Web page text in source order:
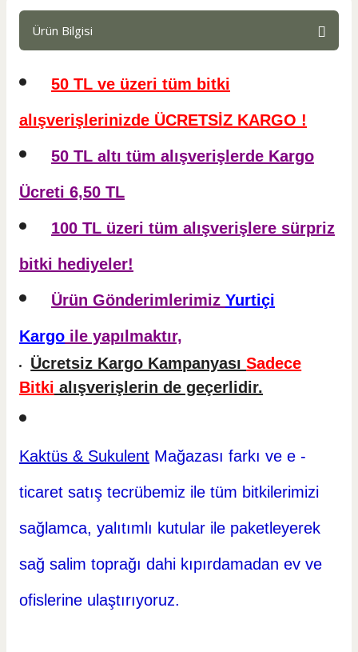
Ürün Bilgisi
50 TL ve üzeri tüm bitki
alışverişlerinizde ÜCRETSİZ KARGO !
50 TL altı tüm alışverişlerde Kargo
Ücreti 6,50 TL
100 TL üzeri tüm alışverişlere sürpriz
bitki hediyeler!
Ürün Gönderimlerimiz Yurtiçi
Kargo ile yapılmaktır,
Ücretsiz Kargo KampanyasıSadece
Bitki alışverişlerin de geçerlidir.
Kaktüs & Sukulent Mağazası farkı ve e -
ticaret satış tecrübemiz ile tüm bitkilerimizi
sağlamca, yalıtımlı kutular ile paketleyerek
sağ salim toprağı dahi kıpırdamadan ev ve
ofislerine ulaştırıyoruz.